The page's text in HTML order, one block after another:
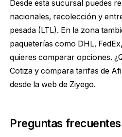
Desde esta sucursal puedes
nacionales, recolección y
pesada (LTL). En la zona
paqueterías como DHL,
quieres comparar opciones.
Cotiza y compara tarifas de
desde la web de Ziyego.
Preguntas frecuentes